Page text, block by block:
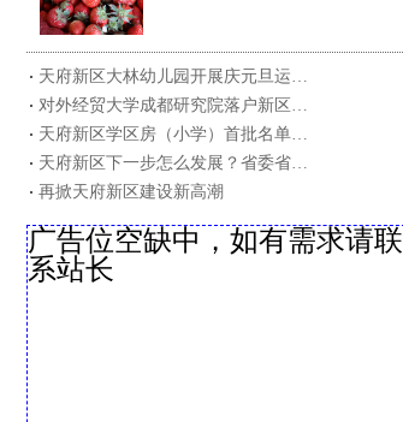
天府新区大林幼儿园开展庆元旦运…
对外经贸大学成都研究院落户新区…
天府新区学区房（小学）首批名单…
天府新区下一步怎么发展？省委省…
再掀天府新区建设新高潮
广告位空缺中，如有需求请联
系站长